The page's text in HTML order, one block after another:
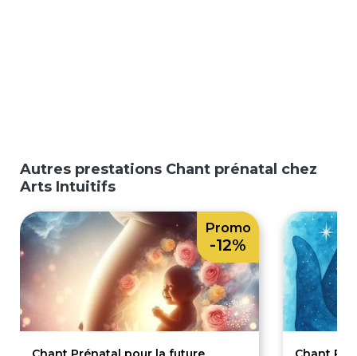
Autres prestations Chant prénatal chez
Arts Intuitifs
Promo
-12%